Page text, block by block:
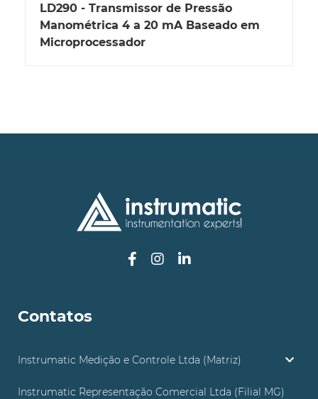
LD290 - Transmissor de Pressão
Manométrica 4 a 20 mA Baseado em
Microprocessador
Contatos
Instrumatic Medição e Controle Ltda (Matriz)
Instrumatic Representação Comercial Ltda (Filial MG)